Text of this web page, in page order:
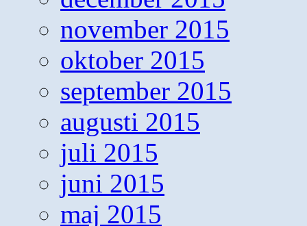
november 2015
oktober 2015
september 2015
augusti 2015
juli 2015
juni 2015
maj 2015